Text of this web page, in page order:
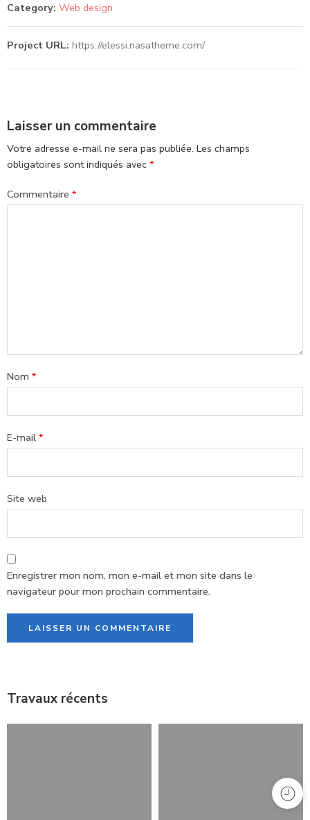
Category: Web design
Project URL: https://elessi.nasatheme.com/
Laisser un commentaire
Votre adresse e-mail ne sera pas publiée. Les champs
obligatoires sont indiqués avec *
Commentaire *
Nom *
E-mail *
Site web
Enregistrer mon nom, mon e-mail et mon site dans le
navigateur pour mon prochain commentaire.
Travaux récents